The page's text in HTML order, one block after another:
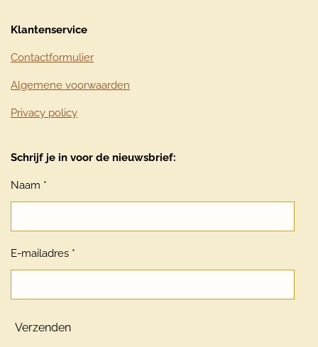
Klantenservice
Contactformulier
Algemene voorwaarden
Privacy policy
Schrijf je in voor de nieuwsbrief:
Naam *
E-mailadres *
Verzenden